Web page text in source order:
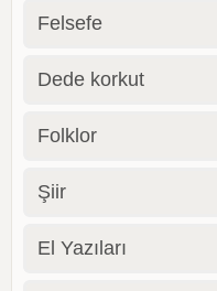
Felsefe
Dede korkut
Folklor
Şiir
El Yazıları